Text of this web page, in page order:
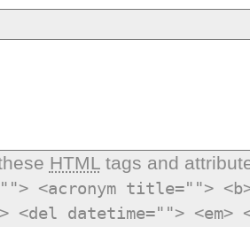
HTMLtags and
<acronym title="">
<del datetime="">